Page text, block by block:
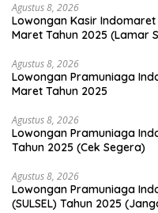
Agustus 8, 2026
Lowongan Kasir
Maret Tahun 2025 (Lamar
Agustus 8, 2026
Lowongan Pramuniaga
Maret Tahun 2025
Agustus 8, 2026
Lowongan Pramuniaga
Tahun 2025 (Cek Segera)
Agustus 8, 2026
Lowongan Pramuniaga
(SULSEL) Tahun 2025